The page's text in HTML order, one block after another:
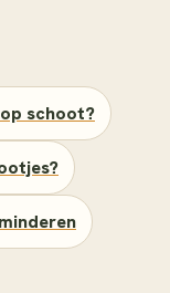
schoot?